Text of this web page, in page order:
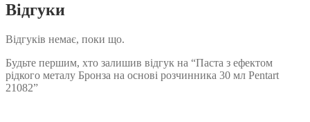
Відгуки
Відгуків немає, поки що.
Будьте першим, хто залишив відгук на “Паста з ефектом
рідкого металу Бронза на основі розчинника 30 мл Pentart
21082”